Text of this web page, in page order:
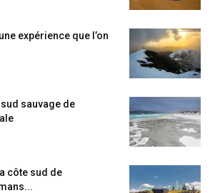
expérience que l’on
sauvage de
côte sud de